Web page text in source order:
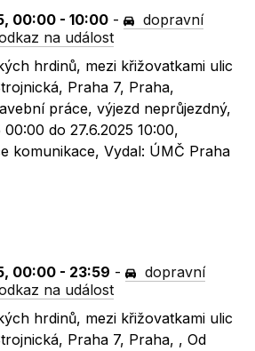
00:00 - 10:00 -
dopravní
na událost
hrdinů, mezi křižovatkami ulic
Praha 7, Praha,
práce, výjezd neprůjezdný,
00:00 do 27.6.2025 10:00,
komunikace, Vydal: ÚMČ Praha
00:00 - 23:59 -
dopravní
na událost
hrdinů, mezi křižovatkami ulic
Praha 7, Praha, , Od